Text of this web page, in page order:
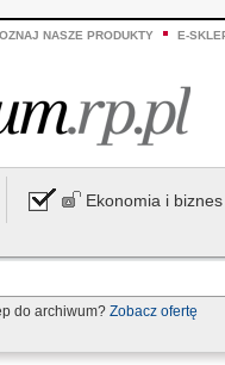
NASZE PRODUKTY E-
Ekonomia i biznes
do archiwum? Zobacz ofertę